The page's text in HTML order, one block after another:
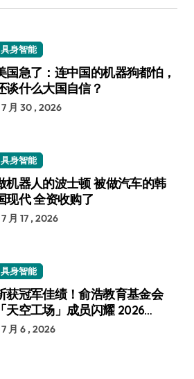
具身智能
国急了：连中国的机器狗都怕，
谈什么大国自信？
7 月 30 , 2026
具身智能
机器人的波士顿 被做汽车的韩
现代 全资收购了
7 月 17 , 2026
具身智能
获冠军佳绩！俞浩教育基金会
「天空工场」成员闪耀 2026
机器人世界杯
7 月 6 , 2026